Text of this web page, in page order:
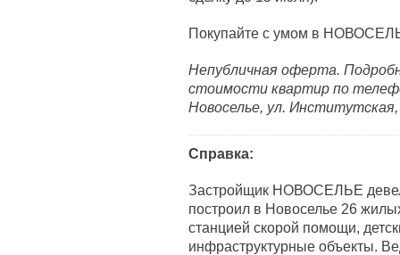
Покупайте с умом в
Непубличная оферта.
стоимости квартир по
Новоселье, ул.
Справка:
Застройщик НОВОСЕЛЬЕ
построил в Новоселье 26
станцией скорой помощи,
инфраструктурные объекты.